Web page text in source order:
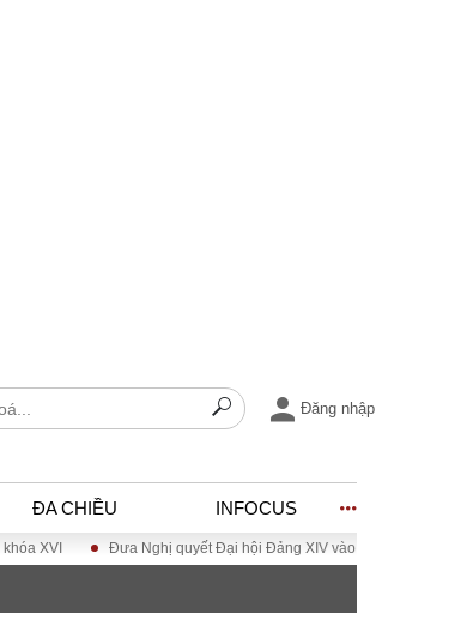
Đăng nhập
ĐA CHIỀU INFOCUS
Đưa Nghị quyết Đại hội Đảng XIV vào cuộc sống